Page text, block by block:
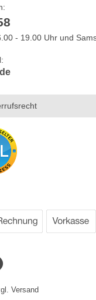
- 19.00 Uhr und
Versand